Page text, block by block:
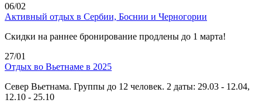
06/02
Активный отдых в Сербии, Боснии и Черногории
Скидки на раннее бронирование продлены до 1 марта!
27/01
Отдых во Вьетнаме в 2025
Север Вьетнама. Группы до 12 человек. 2 даты: 29.03 - 12.04,
12.10 - 25.10